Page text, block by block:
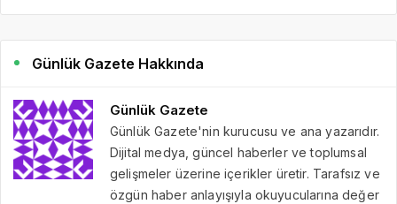
Günlük Gazete Hakkında
Günlük Gazete
Günlük Gazete'nin kurucusu ve ana yazarıdır.
Dijital medya, güncel haberler ve toplumsal
gelişmeler üzerine içerikler üretir. Tarafsız ve
özgün haber anlayışıyla okuyucularına değer